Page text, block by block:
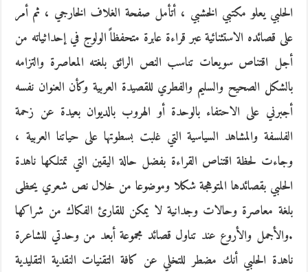
الحلبي يعلو مكتبي الخشبي ، أتأمل صفحة الغلاف الخارجي ، ثم أمر
على قصائده الاستثنائية عبر قراءة عابرة متحفظاً الولوج في إحداثياته من
أجل اقتناص سويعات تناسب النص الرائق بلغته المعاصرة والتزامه
بالشكل الصحيح والسليم والفطري للقصيدة العربية وكأن العنوان نفسه
أجبرني على الاحتفاء بالوحدة أو الهروب بالديوان بعيدة عن زحمة
الفلسفة والمشاهد السياسية التي غلبت بسطوتها على حياتنا العربية ،
وجاءت لحظة اقتناص القراءة بفضل حالة اليقين التي تمتلكها ناهدة
الحلبي بقصائدها المتوهجة شكلا وموضوعا من خلال نص شعري يحظى
بلغة معاصرة وحالات وجدانية لا يمكن للقارئ الفكاك من شراكها
.والأجمل والأروع عند تناول قصائد مجموعة أبعد من وحدتي للشاعرة
ناهدة الحلبي أنك مضطر للتخلي عن كافة التقنيات النقدية التقليدية